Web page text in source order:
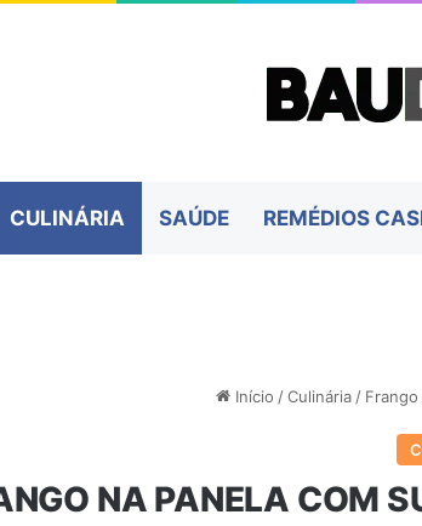
CULINÁRIA SAÚDE REMÉDIOS
Início /Culinária /
NA PANELA COM